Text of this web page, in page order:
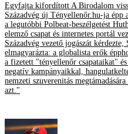
Egyfajta kifordított A Birodalom
Századvég új Tényellenőr.hu-ja épp
a legutóbbi Polbeat-beszélgetést
elemző csapat és internetes portál
Századvég vezető jogászát
elmagyarázta: a globalista erők
a fizetett "tényellenőr csapataikat"
negatív kampányaikkal,
nemzeti szuverenitás
azt."